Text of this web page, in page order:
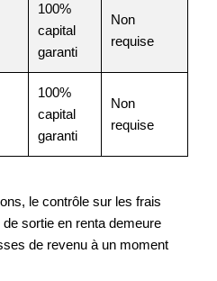
100%
capital
garanti
Non
requise
100%
capital
garanti
Non
requise
le contrôle sur les frais
sortie en renta demeure
de revenu à un moment